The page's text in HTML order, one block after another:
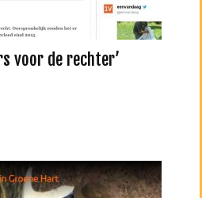
voor de rechter’